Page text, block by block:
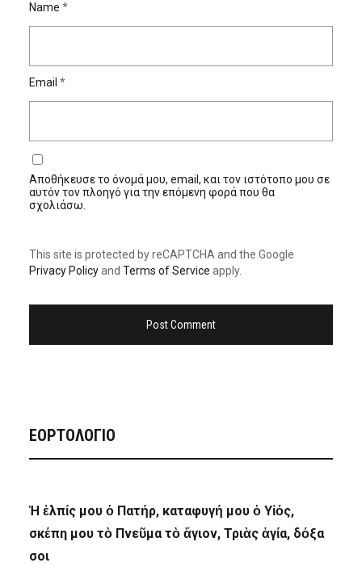
Name *
Email *
Αποθήκευσε το όνομά μου, email, και τον ιστότοπο μου σε
αυτόν τον πλοηγό για την επόμενη φορά που θα
σχολιάσω.
This site is protected by reCAPTCHA and the Google
Privacy Policyand Terms of Service apply.
ΕΟΡΤΟΛΟΓΙΟ
Ἡ ἐλπίς μου ὁ Πατήρ, καταφυγή μου ὁ Υἱός,
σκέπη μου τὸ Πνεῦμα τὸ ἅγιον, Τριὰς ἁγία, δόξα
σοι